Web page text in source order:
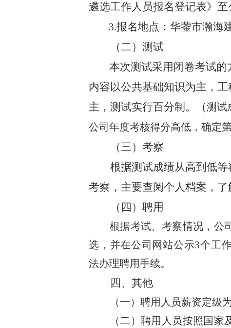
遴选工作人员报名登记表》
3.报名地点：华蓥市瀚海
（二）测试
本次测试采用闭卷考试
内容以公共基础知识为主，
主，测试实行百分制。（测试
公司年度考核得分高低，确定第
（三）考察
根据测试成绩从高到低
考察，主要查阅个人档案，了
（四）聘用
根据考试、考察情况，公
选，并在公司网站公示3个工
法办理聘用手续。
四、其他
（一）聘用人员薪资定级为
（二）聘用人员按照国